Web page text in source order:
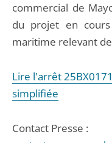
commercial de
du projet en
maritime relevant de
Lire l'arrêt
simplifiée
Contact Presse :